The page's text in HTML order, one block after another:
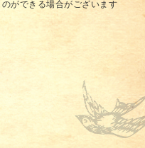
ができる場合がございます